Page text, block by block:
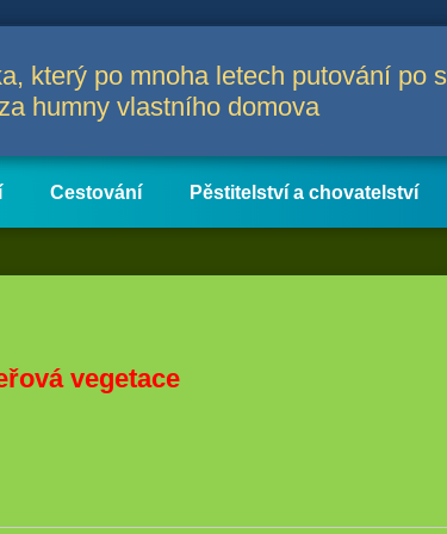
který po mnoha letech putování po
humny vlastního domova
Cestování Pěstitelství a chovatelství
vegetace